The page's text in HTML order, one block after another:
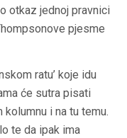
otkaz jednoj pravnici
pjesme
ratu’ koje idu
će sutra pisati
i na tu temu.
te da ipak ima